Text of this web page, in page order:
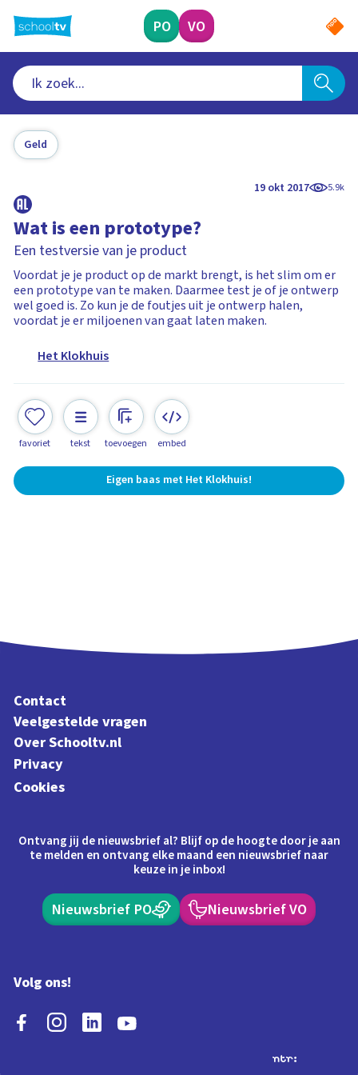
naar
hoofdinhoud
PO VO
Geld
19 okt 2017 5.9k
Wat is een prototype?
Een testversie van je product
Voordat je je product op de markt brengt, is het slim om er
een prototype van te maken. Daarmee test je of je ontwerp
wel goed is. Zo kun je de foutjes uit je ontwerp halen,
voordat je er miljoenen van gaat laten maken.
Het Klokhuis
favoriet tekst toevoegen embed
Eigen baas met Het Klokhuis!
Contact
Veelgestelde vragen
Over Schooltv.nl
Privacy
Cookies
Ontvang jij de nieuwsbrief al? Blijf op de hoogte door je aan
te melden en ontvang elke maand een nieuwsbrief naar
keuze in je inbox!
Nieuwsbrief PO Nieuwsbrief VO
Volg ons!